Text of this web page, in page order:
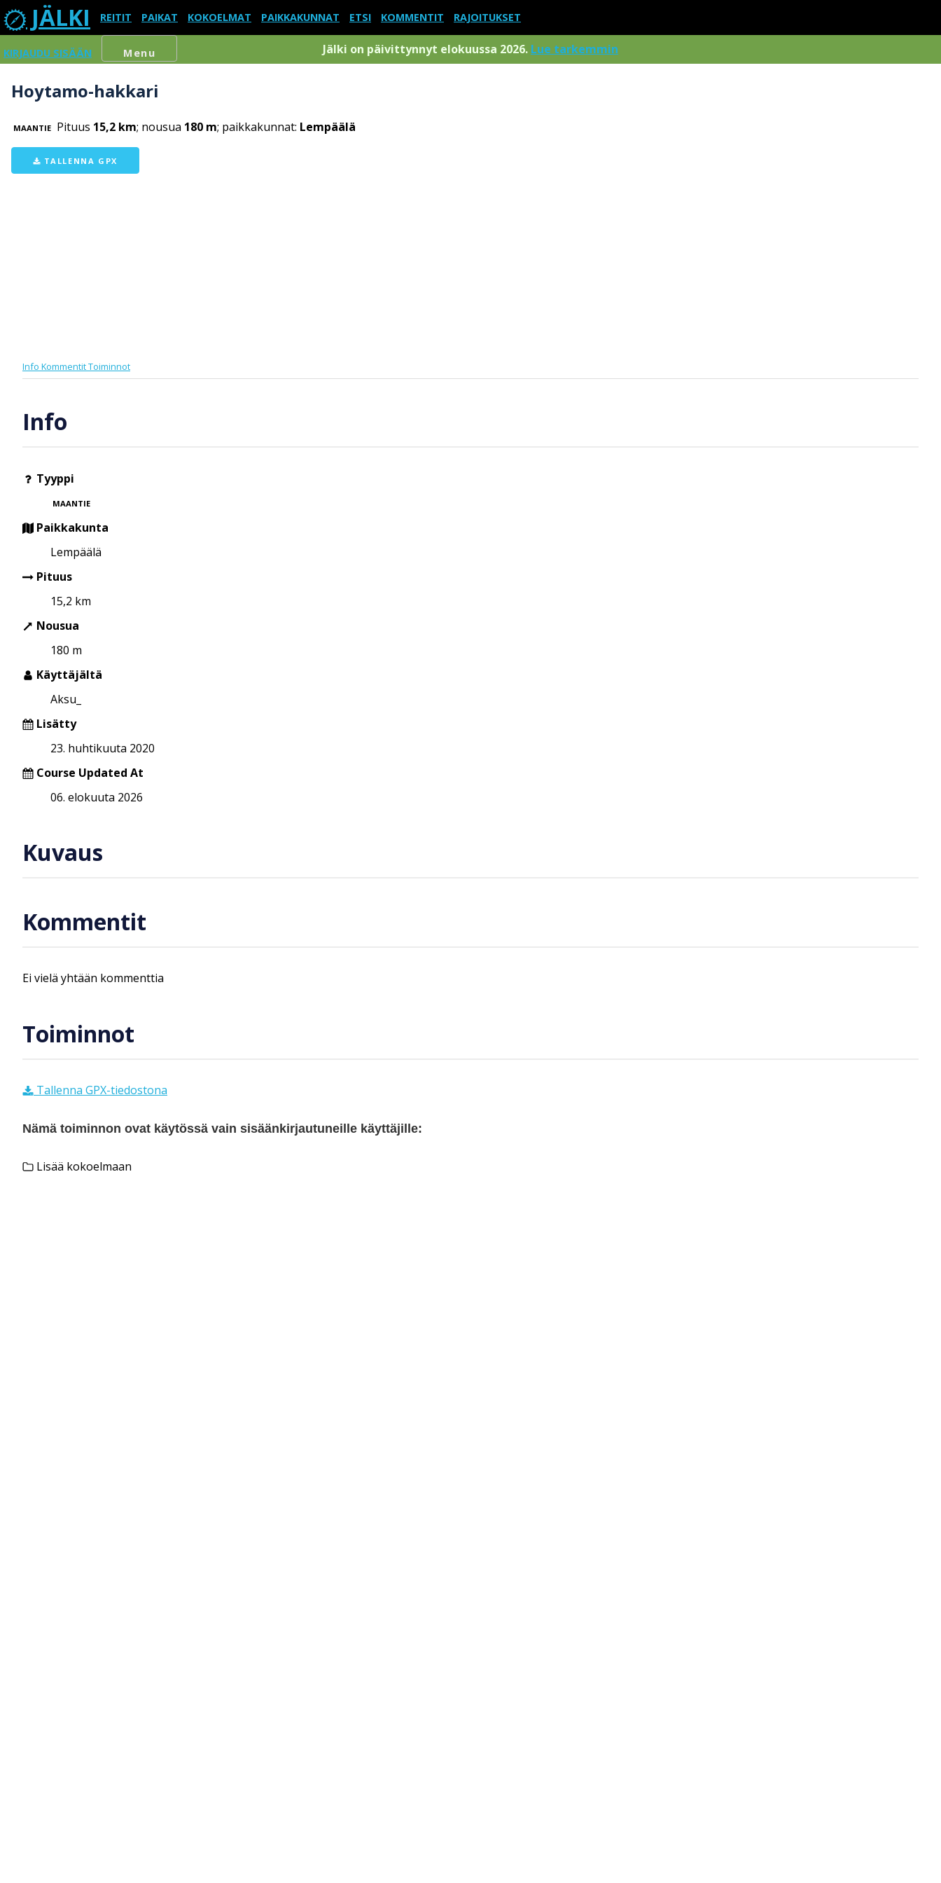
JÄLKI REITIT PAIKAT KOKOELMAT PAIKKAKUNNAT ETSI KOMMENTIT RAJOITUKSET
KIRJAUDU SISÄÄN Menu Jälki on päivittynnyt elokuussa 2026. Lue tarkemmin
Hoytamo-hakkari
MAANTIE Pituus 15,2 km; nousua 180 m; paikkakunnat: Lempäälä
TALLENNA GPX
Info KommentitToiminnot
Info
Tyyppi
MAANTIE
Paikkakunta
Lempäälä
Pituus
15,2 km
Nousua
180 m
Käyttäjältä
Aksu_
Lisätty
23. huhtikuuta 2020
Course Updated At
06. elokuuta 2026
Kuvaus
Kommentit
Ei vielä yhtään kommenttia
Toiminnot
Tallenna GPX-tiedostona
Nämä toiminnon ovat käytössä vain sisäänkirjautuneille käyttäjille:
Lisää kokoelmaan